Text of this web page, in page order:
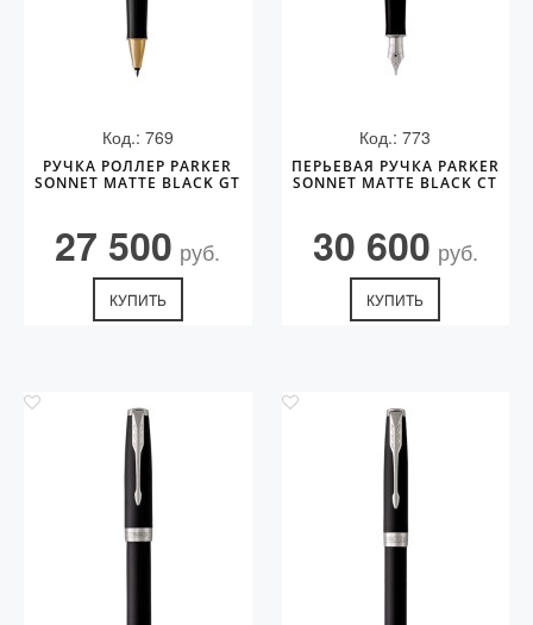
Код.: 769
РУЧКА РОЛЛЕР PARKER
SONNET MATTE BLACK GT
27 500 руб.
КУПИТЬ
Код.: 773
ПЕРЬЕВАЯ РУЧКА PARKER
SONNET MATTE BLACK CT
30 600 руб.
КУПИТЬ